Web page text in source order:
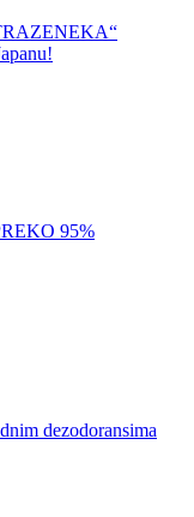
95%
dezodoransima